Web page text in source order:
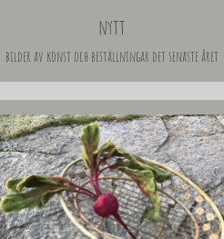
nytt
bilder av konst och beställningar det senaste året